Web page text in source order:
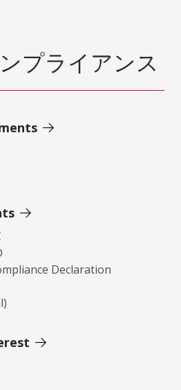
プライアンス
Declaration